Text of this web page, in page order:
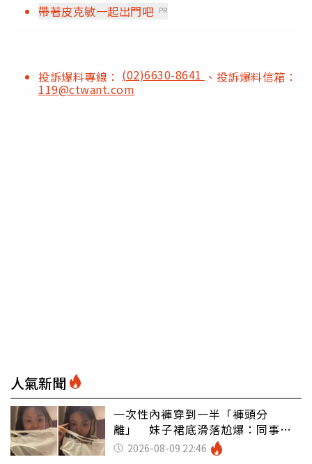
帶著皮克敏一起出門吧 PR
投訴爆料專線： (02)6630-8641 、投訴爆料信箱：
119@ctwant.com
人氣新聞
一次性內褲穿到一半「褲頭分
離」 妹子裙底滑落尬爆：同事全
看光2026-08-09 22:46